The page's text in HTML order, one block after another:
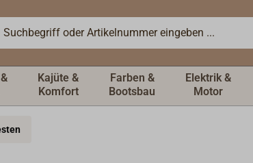
Kajüte &
Komfort
Farben &
Bootsbau
Elektrik &
Motor